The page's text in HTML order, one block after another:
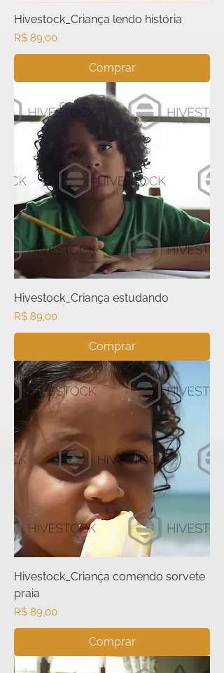
Hivestock_Criança lendo história
Preço
R$ 89,00
Comprar
Hivestock_Criança estudando
Preço
R$ 89,00
Comprar
Hivestock_Criança comendo sorvete
praia
Preço
R$ 89,00
Comprar